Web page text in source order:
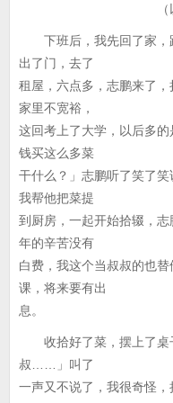
（以下将张英
下班后，我先回了家，
出了门，去了
租屋，六点多，志鹏来了
家里不宽裕，
这回考上了大学，以后多
钱买这么多菜
干什么？」志鹏听了笑了笑
我帮他把菜提
到厨房，一起开始拾辍，
年的辛苦没有
白费，我这个当叔叔的也
课，将来要有出
息。
收拾好了菜，摆上了桌
叔……」叫了
一声又不说了，我很奇怪